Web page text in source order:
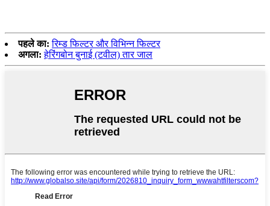
पहले का: रिम्ड फिल्टर और विभिन्न फिल्टर
अगला: हेरिंगबोन बुनाई (टवील) तार जाल